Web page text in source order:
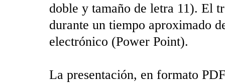
doble y tamaño de letra 11). El
durante un tiempo aproximado
electrónico (Power Point).
La presentación, en formato